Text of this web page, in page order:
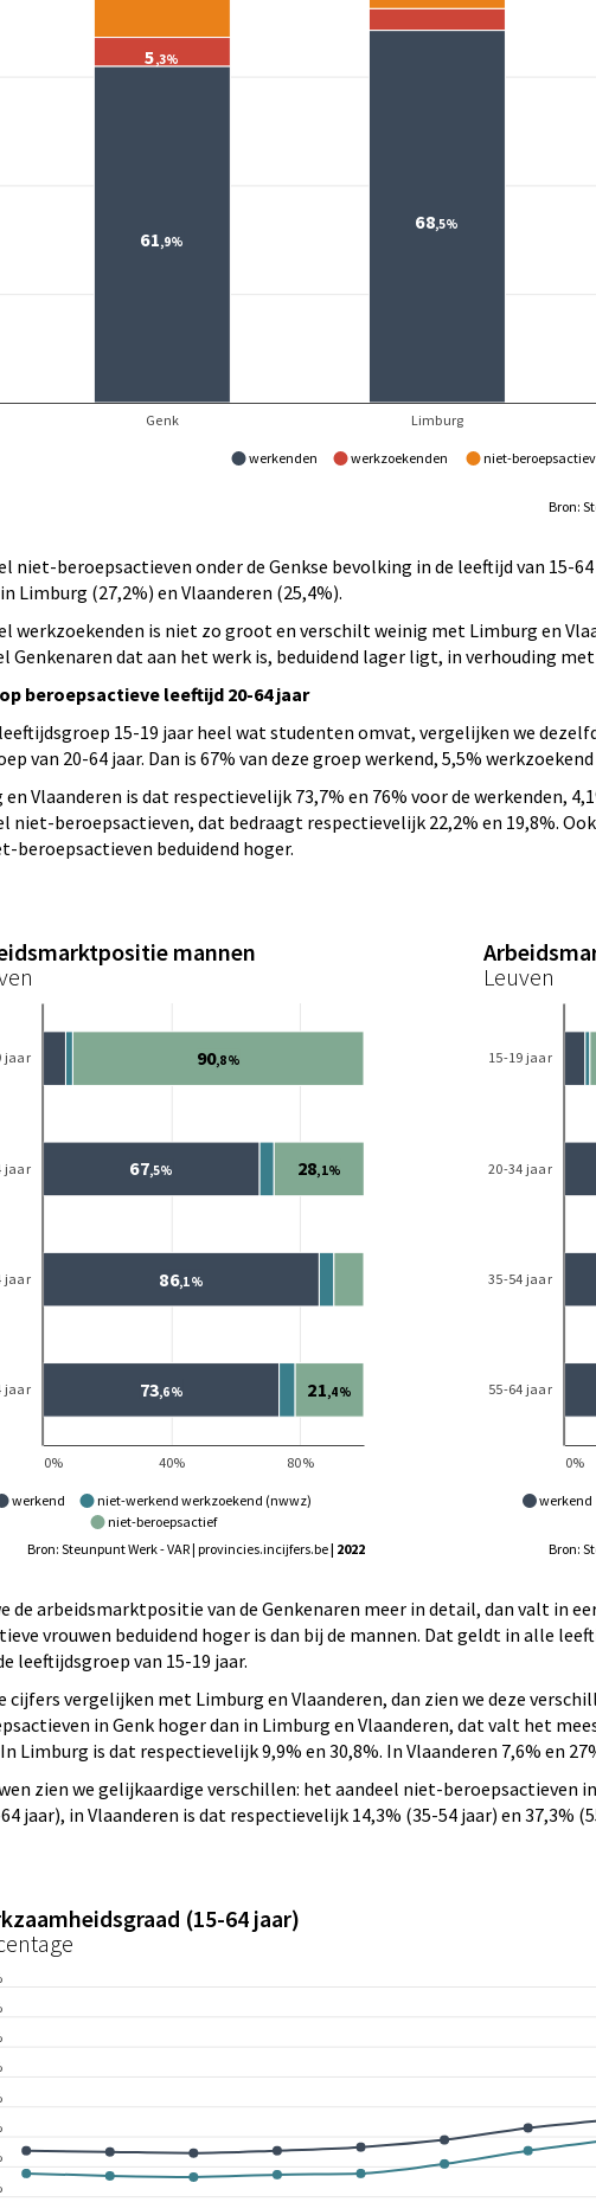
werkenden werkzoekenden niet-
Bron:
niet-beroepsactieven onder de Genkse bevolking in de leeftijd van 15-
Limburg (27,2%) en Vlaanderen (25,4%).
werkzoekenden is niet zo groot en verschilt weinig met Limburg en
Genkenaren dat aan het werk is, beduidend lager ligt, in verhouding
beroepsactieve leeftijd 20-64 jaar
15-19 jaar heel wat studenten omvat, vergelijken we
van 20-64 jaar. Dan is 67% van deze groep werkend, 5,5%
Vlaanderen is dat respectievelijk 73,7% en 76% voor de werkenden,
niet-beroepsactieven, dat bedraagt respectievelijk 22,2% en 19,8%.
beroepsactieven beduidend hoger.
mannen
werkend
niet-werkend werkzoekend (nwwz)
niet-beroepsactief
Bron: Steunpunt Werk - VAR | provincies.incijfers.be| 2022
Leuven
werkend
Bron:
de arbeidsmarktpositie van de Genkenaren meer in detail, dan valt in
vrouwen beduidend hoger is dan bij de mannen. Dat geldt in alle
leeftijdsgroep van 15-19 jaar.
cijfers vergelijken met Limburg en Vlaanderen, dan zien we deze
in Genk hoger dan in Limburg en Vlaanderen, dat valt het
Limburg is dat respectievelijk 9,9% en 30,8%. In Vlaanderen 7,6% en
zien we gelijkaardige verschillen: het aandeel niet-beroepsactieven
jaar), in Vlaanderen is dat respectievelijk 14,3% (35-54 jaar) en 37,3%
(15-64 jaar)